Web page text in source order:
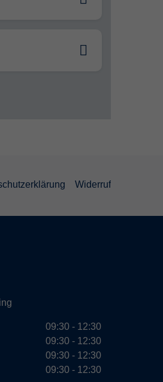
Widerruf
09:30 - 12:30
09:30 - 12:30
09:30 - 12:30
09:30 - 12:30